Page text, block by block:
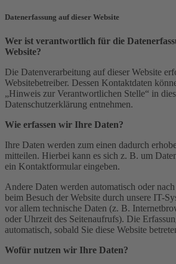
Datenerfassung auf dieser Website
Wer ist verantwortlich für die
Website?
Die Datenverarbeitung auf dieser Website
Websitebetreiber. Dessen Kontaktdaten
„Hinweis zur Verantwortlichen Stelle“ in
Datenschutzerklärung entnehmen.
Wie erfassen wir Ihre Daten?
Ihre Daten werden zum einen dadurch
mitteilen. Hierbei kann es sich z. B. um
ein Kontaktformular eingeben.
Andere Daten werden automatisch oder
beim Besuch der Website durch unsere IT-
vor allem technische Daten (z. B.
oder Uhrzeit des Seitenaufrufs). Die
automatisch, sobald Sie diese Website
Wofür nutzen wir Ihre Daten?